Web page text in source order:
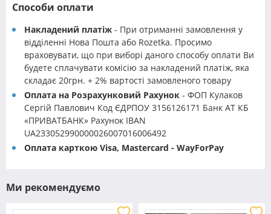
Способи оплати
Накладений платіж - При отриманні замовлення у
відділенні Нова Пошта або Rozetka. Просимо
враховувати, що при виборі даного способу оплати Ви
будете сплачувати комісію за накладений платіж, яка
складає 20грн. + 2% вартості замовленого товару
Оплата на Розрахунковий Рахунок - ФОП Кулаков
Сергій Павлович Код ЄДРПОУ 3156126171 Банк АТ КБ
«ПРИВАТБАНК» Рахунок IBAN
UA233052990000026007016006492
Оплата карткою Visa, Mastercard - WayForPay
Ми рекомендуємо